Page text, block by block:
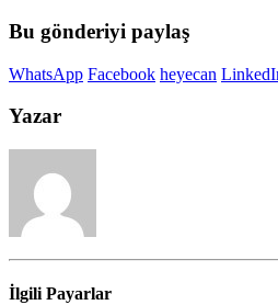
Bu gönderiyi paylaş
Facebook heyecan
WhatsApp
Yazar
İlgiliPayarlar